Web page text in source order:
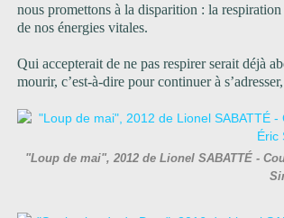
nous promettons à la disparition : la
de nos énergies vitales.
Qui accepterait de ne pas respirer serait déjà
mourir, c’est-à-dire pour continuer à
"Loup de mai", 2012 de Lionel SABATTÉ -